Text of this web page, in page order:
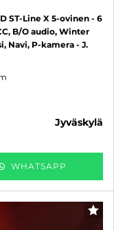
ST-Line X 5-ovinen - 6
B/O audio, Winter
Navi, P-kamera - J.
jyväskylä
WHATSAPP